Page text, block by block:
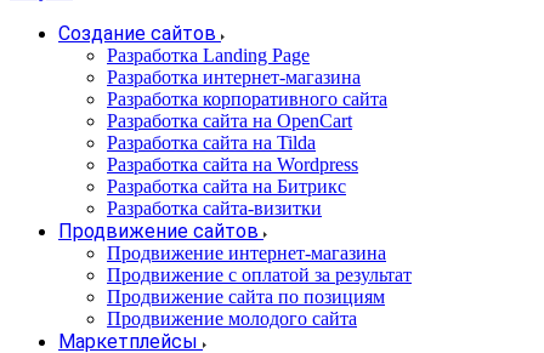
Создание сайтов
Разработка Landing Page
Разработка интернет-магазина
Разработка корпоративного сайта
Разработка сайта на OpenCart
Разработка сайта на Tilda
Разработка сайта на Wordpress
Разработка сайта на Битрикс
Разработка сайта-визитки
Продвижение сайтов
Продвижение интернет-магазина
Продвижение с оплатой за результат
Продвижение сайта по позициям
Продвижение молодого сайта
Маркетплейсы